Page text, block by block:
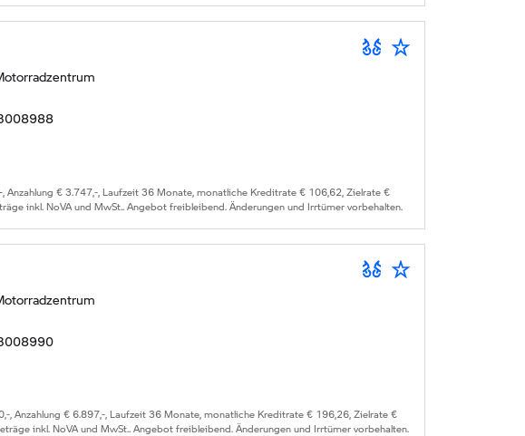
€ 3.747,-, Laufzeit 36 Monate, monatliche Kreditrate € 106,62, Zielrate €
inkl. NoVA und MwSt.. Angebot freibleibend. Änderungen und Irrtümer vorbehalten.
Anzahlung € 6.897,-, Laufzeit 36 Monate, monatliche Kreditrate € 196,26, Zielrate €
inkl. NoVA und MwSt.. Angebot freibleibend. Änderungen und Irrtümer vorbehalten.